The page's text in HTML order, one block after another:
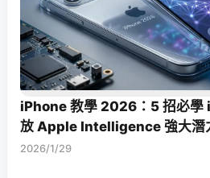
iPhone 教學 2026：5 招必學
放 Apple Intelligence 強大潛
2026/1/29